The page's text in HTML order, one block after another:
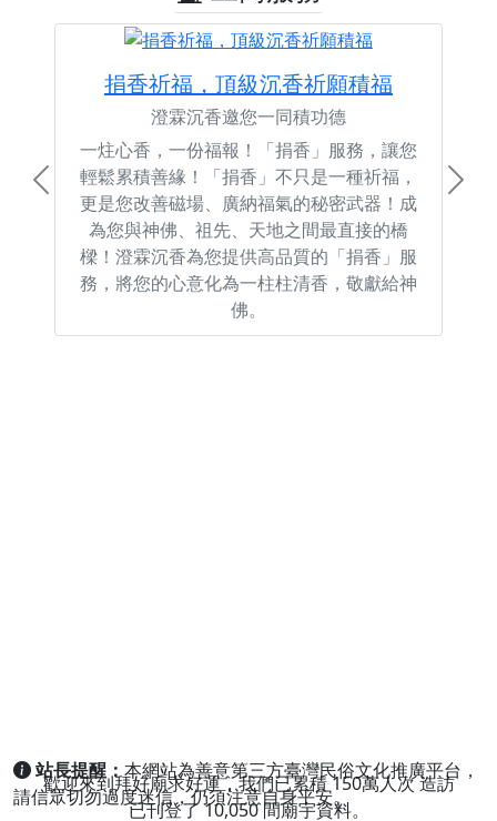
捐香祈福，頂級沉香祈願積福
澄霖沉香邀您一同積功德
一炷心香，一份福報！「捐香」服務，讓您
輕鬆累積善緣！「捐香」不只是一種祈福，
更是您改善磁場、廣納福氣的秘密武器！成
為您與神佛、祖先、天地之間最直接的橋
樑！澄霖沉香為您提供高品質的「捐香」服
務，將您的心意化為一柱柱清香，敬獻給神
佛。
Previous Next
站長提醒：本網站為善意第三方臺灣民俗文化推廣平台，
請信眾切勿過度迷信，仍須注意自身平安。
歡迎來到拜好廟求好運，我們已累積150萬人次造訪
已刊登了10,050間廟宇資料。